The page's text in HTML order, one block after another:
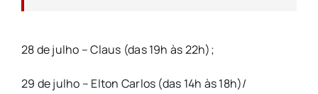
28 de julho – Claus (das 19h às 22h);
29 de julho – Elton Carlos (das 14h às 18h)/